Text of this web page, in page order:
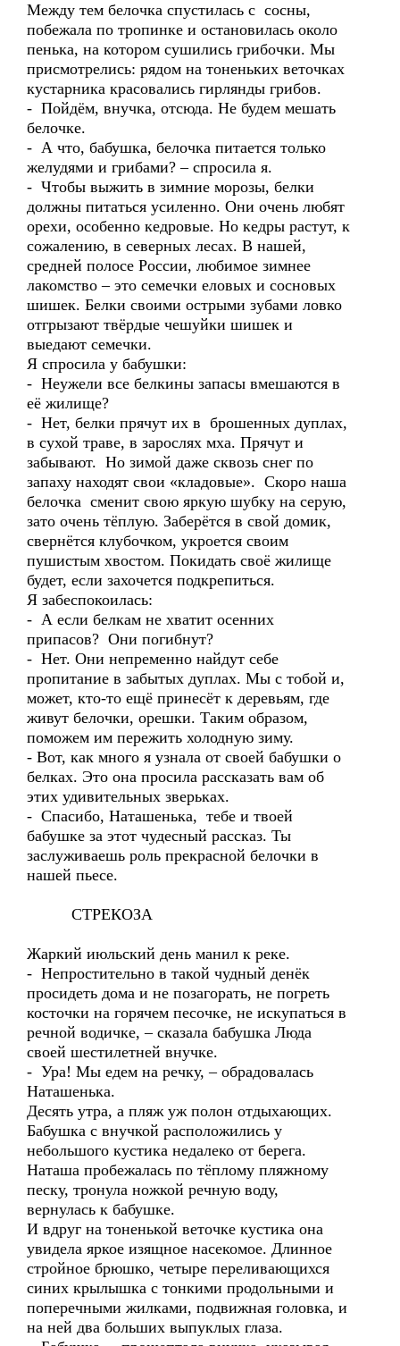
Между тем белочка спустилась с сосны,
побежала по тропинке и остановилась около
пенька, на котором сушились грибочки. Мы
присмотрелись: рядом на тоненьких веточках
кустарника красовались гирлянды грибов.
- Пойдём, внучка, отсюда. Не будем мешать
белочке.
- А что, бабушка, белочка питается только
желудями и грибами? – спросила я.
- Чтобы выжить в зимние морозы, белки
должны питаться усиленно. Они очень любят
орехи, особенно кедровые. Но кедры растут, к
сожалению, в северных лесах. В нашей,
средней полосе России, любимое зимнее
лакомство – это семечки еловых и сосновых
шишек. Белки своими острыми зубами ловко
отгрызают твёрдые чешуйки шишек и
выедают семечки.
Я спросила у бабушки:
- Неужели все белкины запасы вмешаются в
её жилище?
- Нет, белки прячут их в брошенных дуплах,
в сухой траве, в зарослях мха. Прячут и
забывают. Но зимой даже сквозь снег по
запаху находят свои «кладовые». Скоро наша
белочка сменит свою яркую шубку на серую,
зато очень тёплую. Заберётся в свой домик,
свернётся клубочком, укроется своим
пушистым хвостом. Покидать своё жилище
будет, если захочется подкрепиться.
Я забеспокоилась:
- А если белкам не хватит осенних
припасов? Они погибнут?
- Нет. Они непременно найдут себе
пропитание в забытых дуплах. Мы с тобой и,
может, кто-то ещё принесёт к деревьям, где
живут белочки, орешки. Таким образом,
поможем им пережить холодную зиму.
- Вот, как много я узнала от своей бабушки о
белках. Это она просила рассказать вам об
этих удивительных зверьках.
- Спасибо, Наташенька, тебе и твоей
бабушке за этот чудесный рассказ. Ты
заслуживаешь роль прекрасной белочки в
нашей пьесе.
СТРЕКОЗА
Жаркий июльский день манил к реке.
- Непростительно в такой чудный денёк
просидеть дома и не позагорать, не погреть
косточки на горячем песочке, не искупаться в
речной водичке, – сказала бабушка Люда
своей шестилетней внучке.
- Ура! Мы едем на речку, – обрадовалась
Наташенька.
Десять утра, а пляж уж полон отдыхающих.
Бабушка с внучкой расположились у
небольшого кустика недалеко от берега.
Наташа пробежалась по тёплому пляжному
песку, тронула ножкой речную воду,
вернулась к бабушке.
И вдруг на тоненькой веточке кустика она
увидела яркое изящное насекомое. Длинное
стройное брюшко, четыре переливающихся
синих крылышка с тонкими продольными и
поперечными жилками, подвижная головка, и
на ней два больших выпуклых глаза.